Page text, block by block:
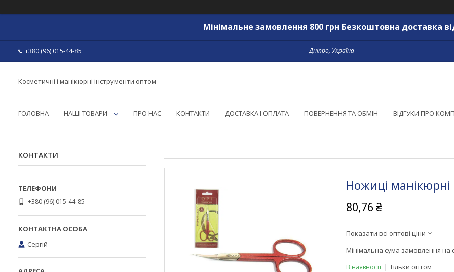
Мінімальне замовлення 800 грн Безкоштовна доставка
+380 (96) 015-44-85 Дніпро, Україна
Косметичні і манікюрні інструменти оптом
ГОЛОВНА НАШІ ТОВАРИ ПРО НАС КОНТАКТИ ДОСТАВКА І ОПЛАТА ПОВЕРНЕННЯ ТА ОБМІН ВІДГУКИ ПРО
Ножиці
80,76 ₴
Показати всі оптові ціни
Мінімальна сума замовлення на
В наявності Тільки оптом
КОНТАКТИ
+380 (96) 015-44-85
Сергій